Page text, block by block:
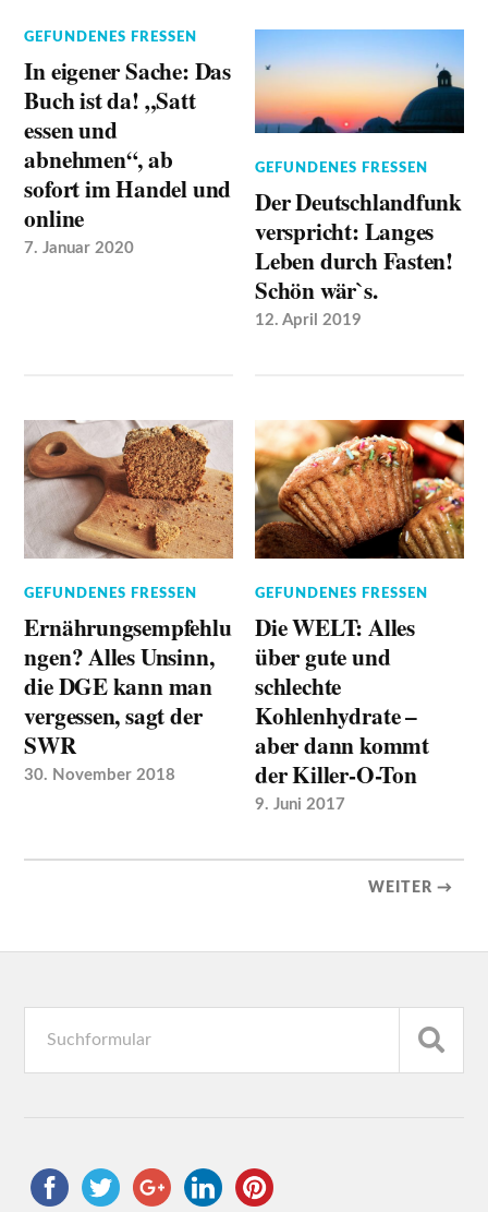
GEFUNDENES FRESSEN
In eigener Sache: Das
Buch ist da! „Satt
essen und
abnehmen“, ab
sofort im Handel und
online
7. Januar 2020
GEFUNDENES FRESSEN
Der Deutschlandfunk
verspricht: Langes
Leben durch Fasten!
Schön wär`s.
12. April 2019
GEFUNDENES FRESSEN
Ernährungsempfehlu
ngen? Alles Unsinn,
die DGE kann man
vergessen, sagt der
SWR
30. November 2018
GEFUNDENES FRESSEN
Die WELT: Alles
über gute und
schlechte
Kohlenhydrate –
aber dann kommt
der Killer-O-Ton
9. Juni 2017
WEITER →